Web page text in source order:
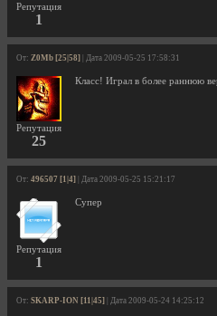
Репутация
1
От: Z0Mb [25|58] | Дата 2009-05-25 17:58:31
Репутация
25
Класс! Играл в более раннюю
От: 496507 [1|4] | Дата 2009-05-25 15:21:17
Репутация
1
Супер
От: SKARP-ION [11|45] | Дата 2009-05-24 14:25:12